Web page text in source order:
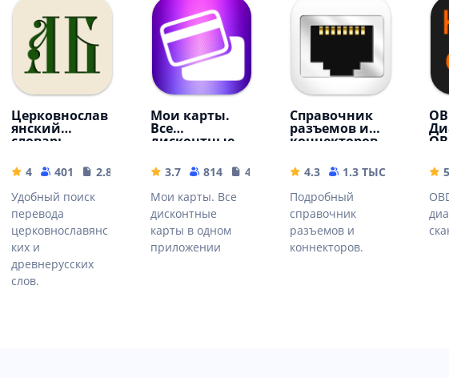
Церковнослав
янский
словарь
4 401
2.89 MB
Удобный поиск
перевода
церковнославянс
ких и
древнерусских
слов.
Мои карты.
Все
дисконтные
одном
приложении
3.7 814
4.12 MB
Мои карты. Все
дисконтные
карты в одном
приложении
Справочник
разъемов и
коннекторов
4.3 1.3 ТЫС
2.89 MB
Подробный
справочник
разъемов и
коннекторов.
ей.
5